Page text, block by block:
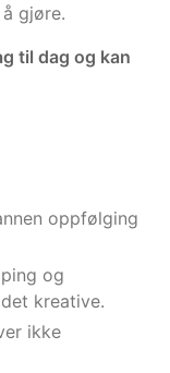
gjøre.
til dag og kan
oppfølging
og
kreative.
ikke